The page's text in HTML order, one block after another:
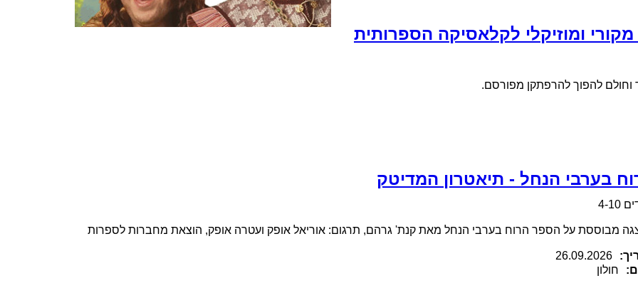
ומוזיקלי לקלאסיקה הספרותית
וחולם להפוך להרפתקן מפורסם.
בערבי הנחל - תיאטרון המדיטק
4-10
מבוססת על הספר הרוח בערבי הנחל מאת קנת' גרהם, תרגום: אוריאל אופק ועטרה אופק, הוצאת מחברות לספרות
26.09.2026
חולון